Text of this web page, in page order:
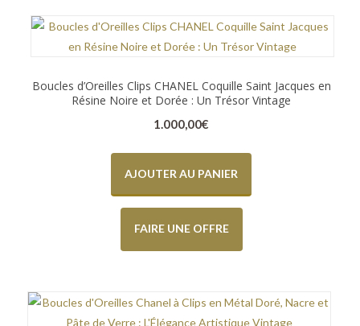
Boucles d’Oreilles Clips CHANEL Coquille Saint Jacques en
Résine Noire et Dorée : Un Trésor Vintage
1.000,00€
AJOUTER AU PANIER
FAIRE UNE OFFRE